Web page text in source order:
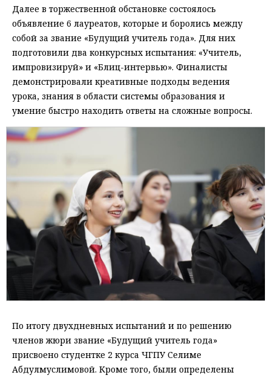
Далее в торжественной обстановке состоялось
объявление 6 лауреатов, которые и боролись между
собой за звание «Будущий учитель года». Для них
подготовили два конкурсных испытания: «Учитель,
импровизируй» и «Блиц-интервью». Финалисты
демонстрировали креативные подходы ведения
урока, знания в области системы образования и
умение быстро находить ответы на сложные вопросы.
По итогу двухдневных испытаний и по решению
членов жюри звание «Будущий учитель года»
присвоено студентке 2 курса ЧГПУ Селиме
Абдулмуслимовой. Кроме того, были определены